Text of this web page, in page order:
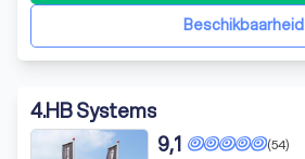
Beschikbaarheid
4.HB Systems
(54)
9,1